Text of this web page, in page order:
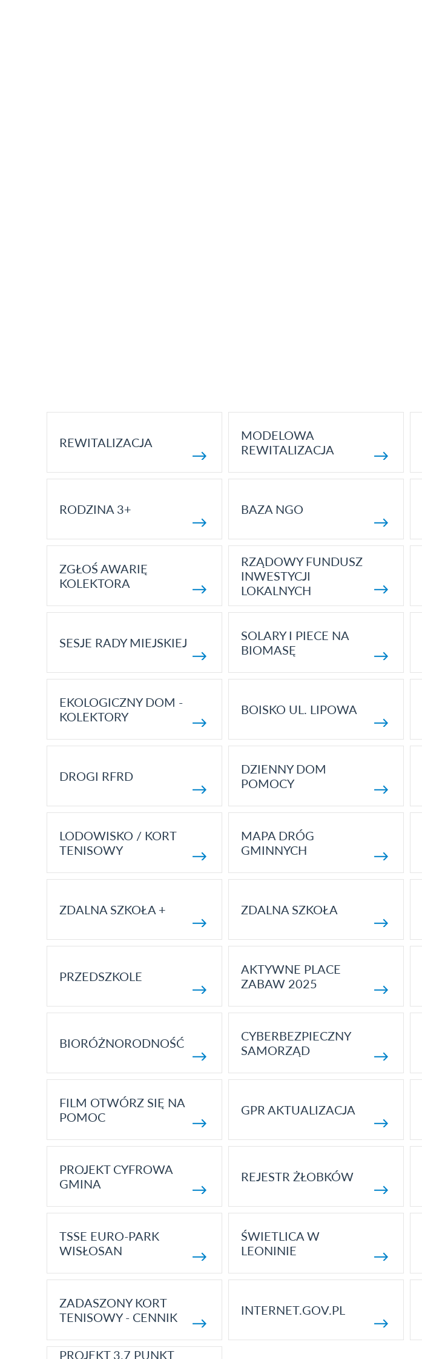
REWITALIZACJA
MODELOWA
REWITALIZACJA
RODZINA 3+ BAZA NGO
ZGŁOŚ AWARIĘ
KOLEKTORA
RZĄDOWY FUNDUSZ
INWESTYCJI
LOKALNYCH
SESJE RADY MIEJSKIEJ
SOLARY I PIECE NA
BIOMASĘ
EKOLOGICZNY DOM -
KOLEKTORY
BOISKO UL. LIPOWA
DROGI RFRD
DZIENNY DOM
POMOCY
LODOWISKO / KORT
TENISOWY
MAPA DRÓG
GMINNYCH
ZDALNA SZKOŁA + ZDALNA SZKOŁA
PRZEDSZKOLE
AKTYWNE PLACE
ZABAW 2025
BIORÓŻNORODNOŚĆ
CYBERBEZPIECZNY
SAMORZĄD
FILM OTWÓRZ SIĘ NA
POMOC
GPR AKTUALIZACJA
PROJEKT CYFROWA
GMINA
REJESTR ŻŁOBKÓW
TSSE EURO-PARK
WISŁOSAN
ŚWIETLICA W
LEONINIE
ZADASZONY KORT
TENISOWY - CENNIK
INTERNET.GOV.PL
PROJEKT 3.7 PUNKT